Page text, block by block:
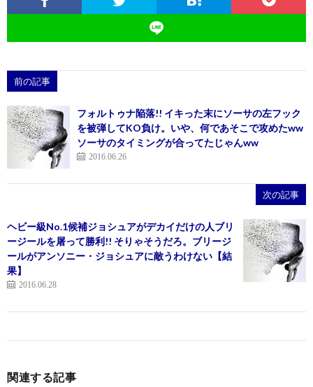
前の記事
フォルトゥナ陥落!! イキった末にソーサの左フック
を被弾してKO負け。いや、何であそこで攻めたww
ソーサのタイミングが合ってたじゃんww
2016.06.26
次の記事
ヘビー級No.1候補ジョシュアがデカイだけの人ブリ
ージールを屠って勝利!! そりゃそうだろ。ブリージ
ールがアンソニー・ジョシュアに敵うわけない【結
果】
2016.06.28
関連する記事